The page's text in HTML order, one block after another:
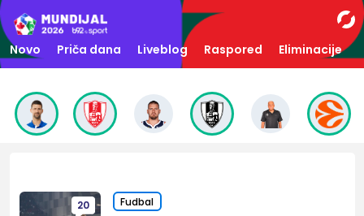
Novo Priča dana Liveblog Raspored Eliminacije
20 Fudbal